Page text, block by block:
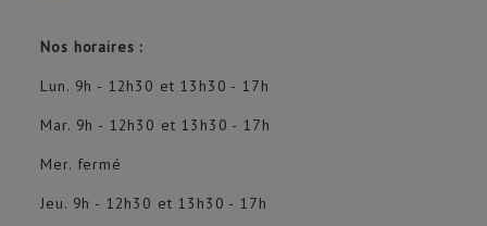
Nos horaires :
Lun. 9h - 12h30 et 13h30 - 17h
Mar. 9h - 12h30 et 13h30 - 17h
Mer. fermé
Jeu. 9h - 12h30 et 13h30 - 17h